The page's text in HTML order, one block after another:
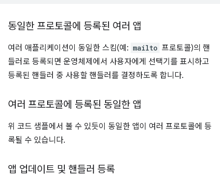
동일한 프로토콜에 등록된 여러 앱
여러 애플리케이션이 동일한 스킴(예: mailto 프로토콜)의 핸
들러로 등록되면 운영체제에서 사용자에게 선택기를 표시하고
등록된 핸들러 중 사용할 핸들러를 결정하도록 합니다.
여러 프로토콜에 등록된 동일한 앱
위 코드 샘플에서 볼 수 있듯이 동일한 앱이 여러 프로토콜에 등
록될 수 있습니다.
앱 업데이트 및 핸들러 등록